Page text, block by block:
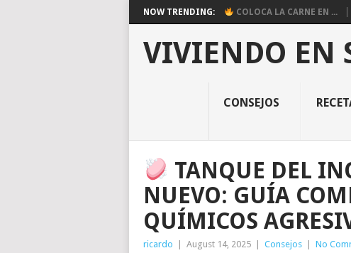
NOW TRENDING: COLOCA LA CARNE EN ...
VIVIENDO EN
CONSEJOS
TANQUE DEL
NUEVO: GUÍA
QUÍMICOS
ricardo | August 14, 2025 | Consejos | No